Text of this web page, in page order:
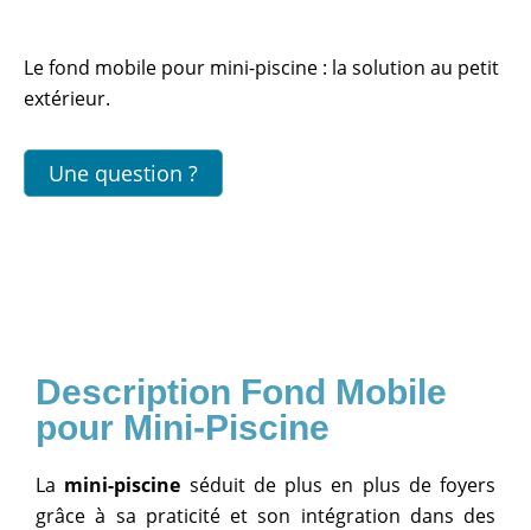
Le fond mobile pour mini-piscine : la solution au petit
extérieur.
Une question ?
Fond Mobile
pour Mini-Piscine
La mini-piscine séduit de plus en plus de foyers
grâce à sa praticité et son intégration dans des